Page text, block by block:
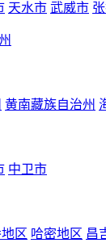
天水市 武威市
黄南藏族自治州
中卫市
区 哈密地区 昌